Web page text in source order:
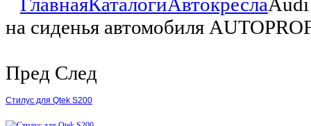
на сиденья автомобиля
Пред След
Стилус для Qtek S200